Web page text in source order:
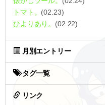
トマト。 (02.23)
ひよりあり。 (02.22)
月別エントリー
タグ一覧
リンク